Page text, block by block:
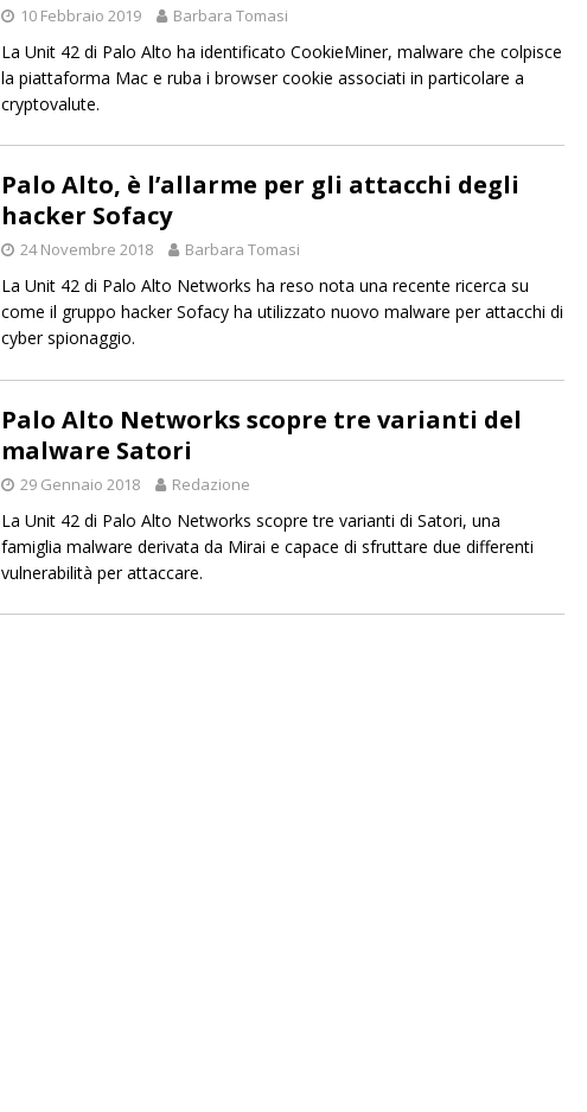
10 Febbraio 2019 Barbara Tomasi
La Unit 42 di Palo Alto ha identificato CookieMiner, malware che colpisce
la piattaforma Mac e ruba i browser cookie associati in particolare a
cryptovalute.
Palo Alto, è l’allarme per gli attacchi degli
hacker Sofacy
24 Novembre 2018 Barbara Tomasi
La Unit 42 di Palo Alto Networks ha reso nota una recente ricerca su
come il gruppo hacker Sofacy ha utilizzato nuovo malware per attacchi di
cyber spionaggio.
Palo Alto Networks scopre tre varianti del
malware Satori
29 Gennaio 2018 Redazione
La Unit 42 di Palo Alto Networks scopre tre varianti di Satori, una
famiglia malware derivata da Mirai e capace di sfruttare due differenti
vulnerabilità per attaccare.